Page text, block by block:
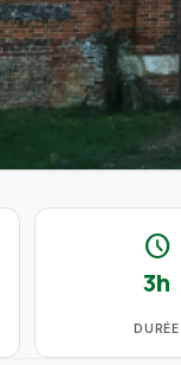
schedule
3h
DURÉE